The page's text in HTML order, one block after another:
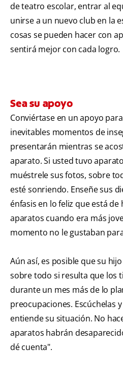
de teatro escolar, entrar al
unirse a un nuevo club en la
cosas se pueden hacer con
sentirá mejor con cada logro.
Sea su apoyo
Conviértase en un apoyo
inevitables momentos de
presentarán mientras se
aparato. Si usted tuvo
muéstrele sus fotos, sobre
esté sonriendo. Enseñe sus
énfasis en lo feliz que está
aparatos cuando era más
momento no le gustaban
Aún así, es posible que su
sobre todo si resulta que los
durante un mes más de lo
preocupaciones. Escúchelas
entiende su situación. No
aparatos habrán
dé cuenta".